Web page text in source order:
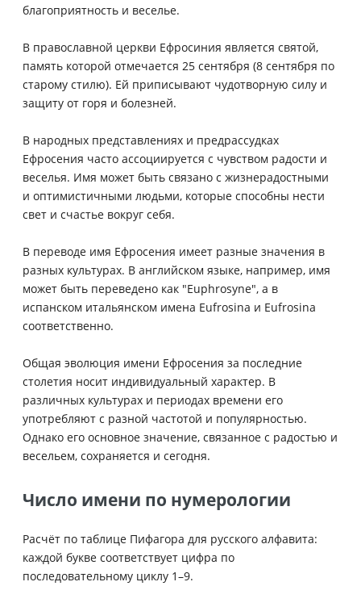
благоприятность и веселье.
В православной церкви Ефросиния является святой,
память которой отмечается 25 сентября (8 сентября по
старому стилю). Ей приписывают чудотворную силу и
защиту от горя и болезней.
В народных представлениях и предрассудках
Ефросения часто ассоциируется с чувством радости и
веселья. Имя может быть связано с жизнерадостными
и оптимистичными людьми, которые способны нести
свет и счастье вокруг себя.
В переводе имя Ефросения имеет разные значения в
разных культурах. В английском языке, например, имя
может быть переведено как "Euphrosyne", а в
испанском итальянском имена Eufrosina и Eufrosina
соответственно.
Общая эволюция имени Ефросения за последние
столетия носит индивидуальный характер. В
различных культурах и периодах времени его
употребляют с разной частотой и популярностью.
Однако его основное значение, связанное с радостью и
весельем, сохраняется и сегодня.
Число имени по нумерологии
Расчёт по таблице Пифагора для русского алфавита:
каждой букве соответствует цифра по
последовательному циклу 1–9.